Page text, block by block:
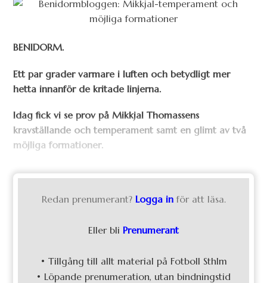
BENIDORM.
Ett par grader varmare i luften och betydligt mer
hetta innanför de kritade linjerna.
Idag fick vi se prov på Mikkjal Thomassens
kravställande och temperament samt en glimt av två
möjliga formationer.
Redan prenumerant? Logga in för att läsa.
Eller bli Prenumerant
• Tillgång till allt material på Fotboll Sthlm
• Löpande prenumeration, utan bindningstid